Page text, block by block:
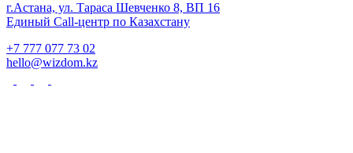
г.Астана, ул. Тараса Шевченко 8, ВП 16
Единый Call-центр по Казахстану
+7 777 077 73 02
hello@wizdom.kz